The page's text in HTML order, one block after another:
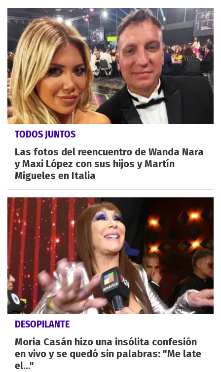
TODOS JUNTOS
Las fotos del reencuentro de Wanda Nara
y Maxi López con sus hijos y Martín
Migueles en Italia
DESOPILANTE
Moria Casán hizo una insólita confesión
en vivo y se quedó sin palabras: "Me late
el..."